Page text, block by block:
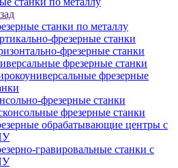
станки по металлу
фрезерные станки
фрезерные станки
фрезерные станки
фрезерные
фрезерные станки
фрезерные станки
обрабатывающие центры с
гравировальные станки с